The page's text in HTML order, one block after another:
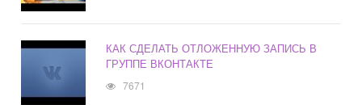
КАК СДЕЛАТЬ ОТЛОЖЕННУЮ ЗАПИСЬ В
ГРУППЕ ВКОНТАКТЕ
7671